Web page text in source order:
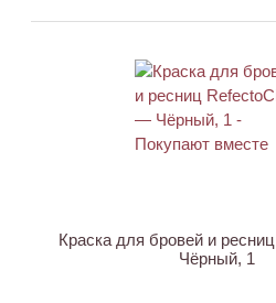
Краска для бровей и
Чёрный, 1